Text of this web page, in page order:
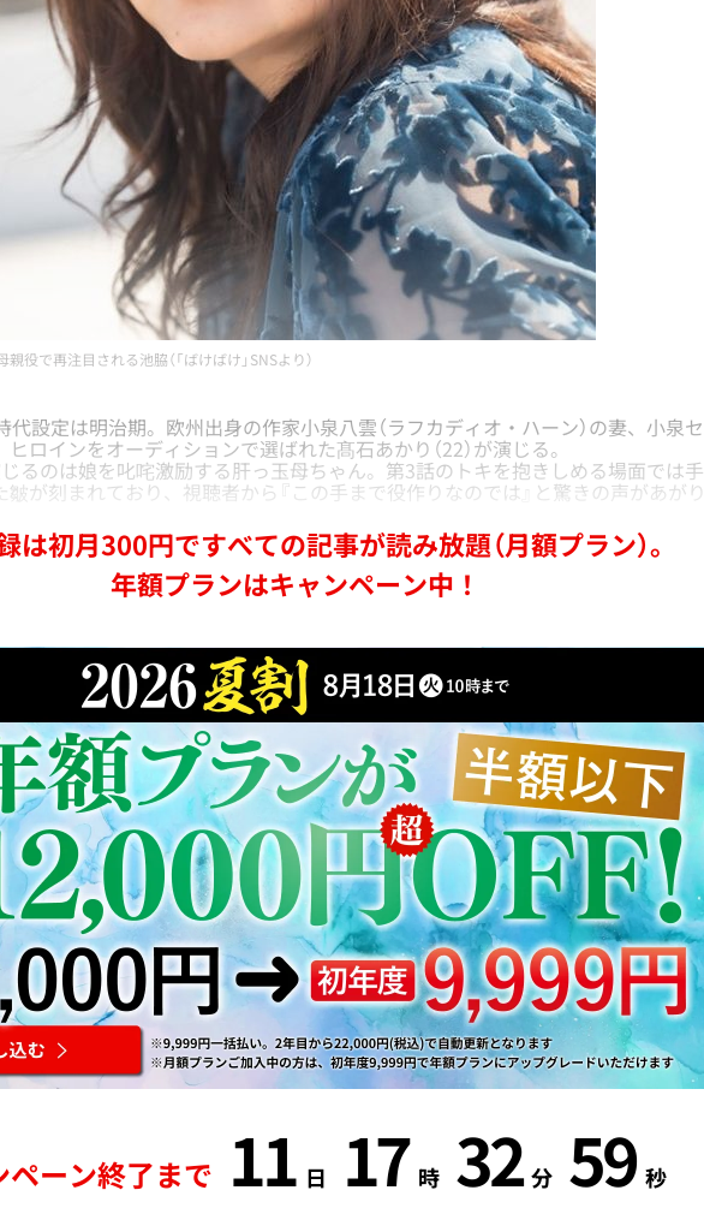
親役で再注目される池脇（「ばけばけ」SNSより）
代設定は明治期。欧州出身の作家小泉八雲（ラフカディオ・ハーン）の妻、小泉セ
ロインをオーディションで選ばれた髙石あかり（22）が演じる。
じるのは娘を叱咤激励する肝っ玉母ちゃん。第3話のトキを抱きしめる場面では手
皺が刻まれており、視聴者から『この手まで役作りなのでは』と驚きの声があがり
は初月300円ですべての記事が読み放題（月額プラン）。
年額プランはキャンペーン中！
ペーン終了まで 11 日 17 時 32 分 58 秒